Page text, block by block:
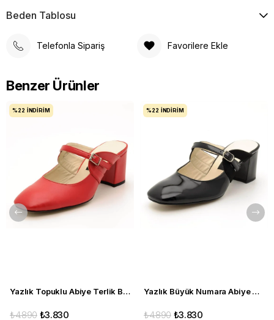
Beden Tablosu
Telefonla Sipariş Favorilere Ekle
Benzer Ürünler
Yazlık Topuklu Abiye Terlik Büyük Numara 2405 kırmızı
₺3.830
₺4.890
%22 İNDIRIM
Yazlık Büyük Numara Abiye Topuklu Terlik 2405 Siyah
₺3.830
₺4.890
%22 İNDIRIM